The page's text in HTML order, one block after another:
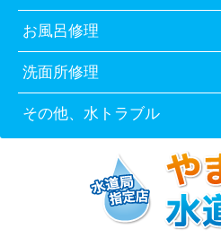
お風呂修理
洗面所修理
その他、水トラブル